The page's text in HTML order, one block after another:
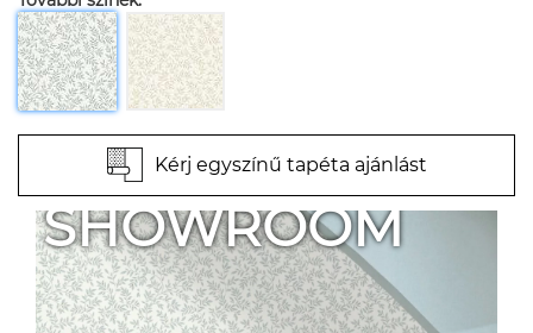
Kérj egyszínű tapéta ajánlást
SHOWROOM